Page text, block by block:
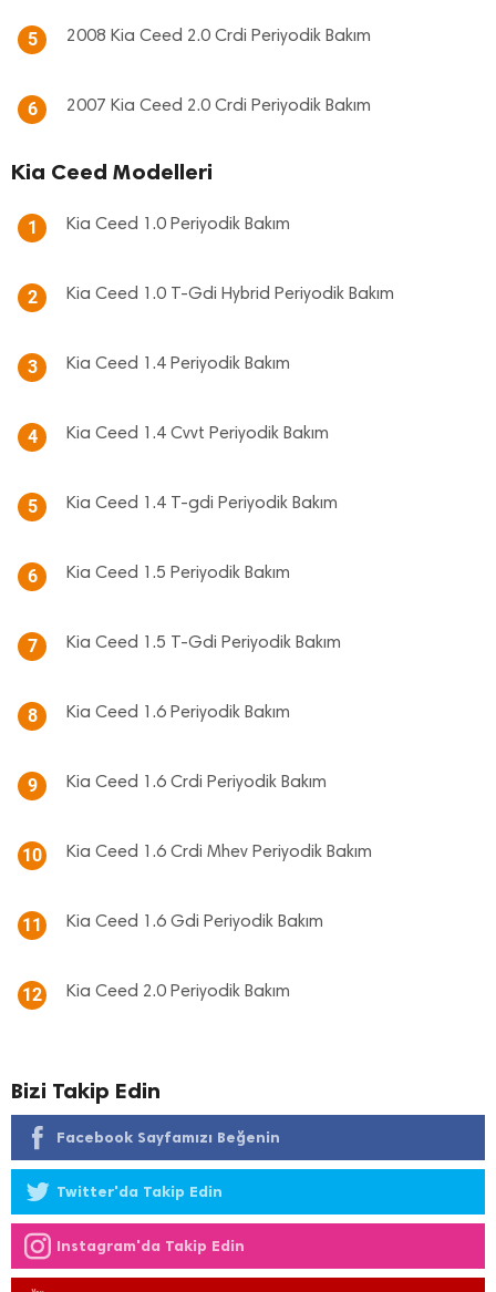
5 2008 Kia Ceed 2.0 Crdi Periyodik Bakım
6 2007 Kia Ceed 2.0 Crdi Periyodik Bakım
Kia Ceed Modelleri
1 Kia Ceed 1.0 Periyodik Bakım
2 Kia Ceed 1.0 T-Gdi Hybrid Periyodik Bakım
3 Kia Ceed 1.4 Periyodik Bakım
4 Kia Ceed 1.4 Cvvt Periyodik Bakım
5 Kia Ceed 1.4 T-gdi Periyodik Bakım
6 Kia Ceed 1.5 Periyodik Bakım
7 Kia Ceed 1.5 T-Gdi Periyodik Bakım
8 Kia Ceed 1.6 Periyodik Bakım
9 Kia Ceed 1.6 Crdi Periyodik Bakım
10 Kia Ceed 1.6 Crdi Mhev Periyodik Bakım
11 Kia Ceed 1.6 Gdi Periyodik Bakım
12 Kia Ceed 2.0 Periyodik Bakım
Bizi Takip Edin
Facebook Sayfamızı Beğenin
Twitter'da Takip Edin
Instagram'da Takip Edin